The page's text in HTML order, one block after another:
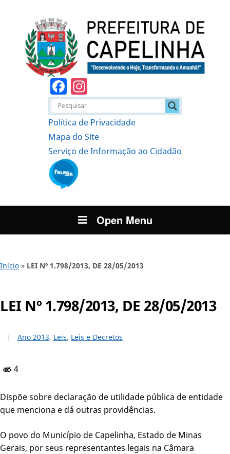
Facebook
Política de Privacidade
Mapa do Site
Serviço de Informação ao Cidadão
Open Menu
Início » LEI Nº 1.798/2013, DE 28/05/2013
LEI Nº 1.798/2013, DE 28/05/2013
Ano 2013, Leis, Leis e Decretos
4
Dispõe sobre declaração de utilidade pública de entidade
que menciona e dá outras providências.
O povo do Município de Capelinha, Estado de Minas
Gerais, por seus representantes legais na Câmara